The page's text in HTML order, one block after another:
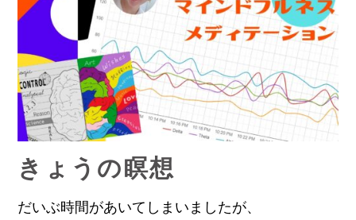
きょうの瞑想
だいぶ時間があいてしまいましたが、